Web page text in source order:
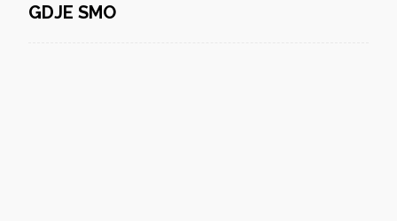
GDJE SMO